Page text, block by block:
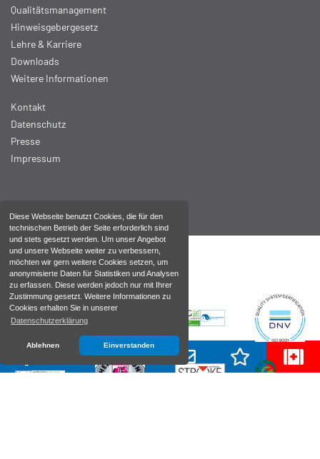
Diese Webseite benutzt Cookies, die für den
technischen Betrieb der Seite erforderlich sind
und stets gesetzt werden. Um unser Angebot
und unsere Webseite weiter zu verbessern,
möchten wir gern weitere Cookies setzen, um
anonymisierte Daten für Statistiken und Analysen
zu erfassen. Diese werden jedoch nur mit Ihrer
Zustimmung gesetzt. Weitere Informationen zu
Cookies erhalten Sie in unserer
Datenschutzerklärung
Ablehnen Einverstanden
Qualitätsmanagement
Hinweisgebergesetz
Lehre & Karriere
Downloads
Weitere Informationen
Kontakt
Datenschutz
Presse
Impressum